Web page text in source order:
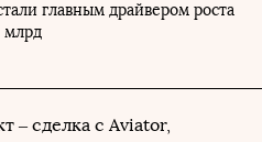
главным драйвером роста
млрд
– сделка с Aviator,